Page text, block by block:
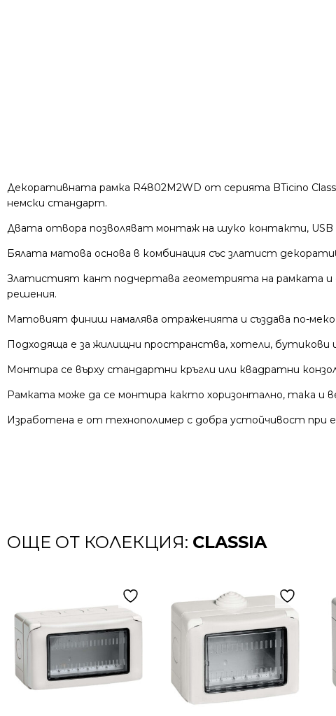
Декоративната рамка R4802M2WD от серията BTicino
немски стандарт.
Двата отвора позволяват монтаж на шуко контакти, USB
Бялата матова основа в комбинация със златист
Златистият кант подчертава геометрията на рамката
решения.
Матовият финиш намалява отраженията и създава по-меко
Подходяща е за жилищни пространства, хотели,
Монтира се върху стандартни кръгли или квадратни
Рамката може да се монтира както хоризонтално, така и
Изработена е от технополимер с добра устойчивост при
ОЩЕ ОТ КОЛЕКЦИЯ: CLASSIA